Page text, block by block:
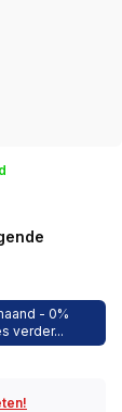
- 0%
verder...